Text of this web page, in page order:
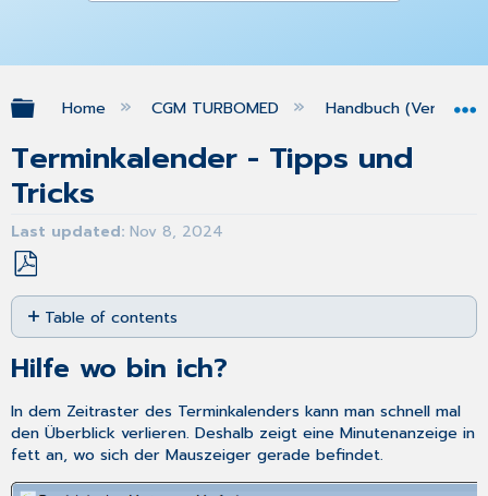
Expand/collapse global hierarchy
Home CGM TURBOMED Handbuch (Version
Terminkalender - Tipps und
Tricks
Last updated Nov 8, 2024
Save
as
PDF
Table of contents
wo
ich?
Blocken
eines
Zeitbereiches
Hilfe wo bin ich?
In dem Zeitraster des Terminkalenders kann man schnell mal
den Überblick verlieren. Deshalb zeigt eine Minutenanzeige in
fett an, wo sich der Mauszeiger gerade befindet.